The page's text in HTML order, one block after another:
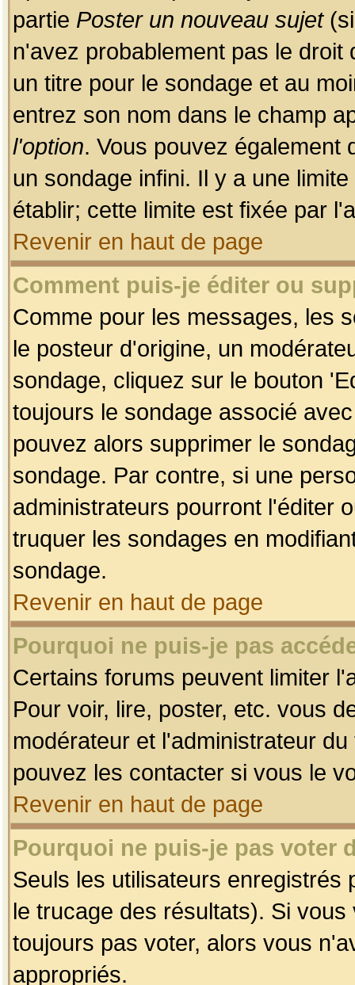
partie Poster un nouveau sujet(si
n'avez probablement pas le
un titre pour le sondage et au
entrez son nom dans le champ
l'option. Vous pouvez également
un sondage infini. Il y a une
établir; cette limite est fixée par
Revenir en haut de page
Comment puis-je éditer ou
Comme pour les messages, les
le posteur d'origine, un
sondage, cliquez sur le bouton
toujours le sondage associé
pouvez alors supprimer le
sondage. Par contre, si une
administrateurs pourront l'éditer
truquer les sondages en
sondage.
Revenir en haut de page
Pourquoi ne puis-je pas
Certains forums peuvent limiter
Pour voir, lire, poster, etc. vous
modérateur et l'administrateur
pouvez les contacter si vous le
Revenir en haut de page
Pourquoi ne puis-je pas voter
Seuls les utilisateurs enregistrés
le trucage des résultats). Si
toujours pas voter, alors vous
appropriés.